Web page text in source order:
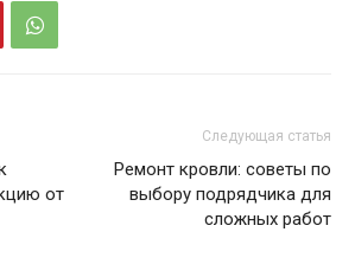
от
Следующая статья
Ремонт кровли: советы по
выбору подрядчика для
сложных работ